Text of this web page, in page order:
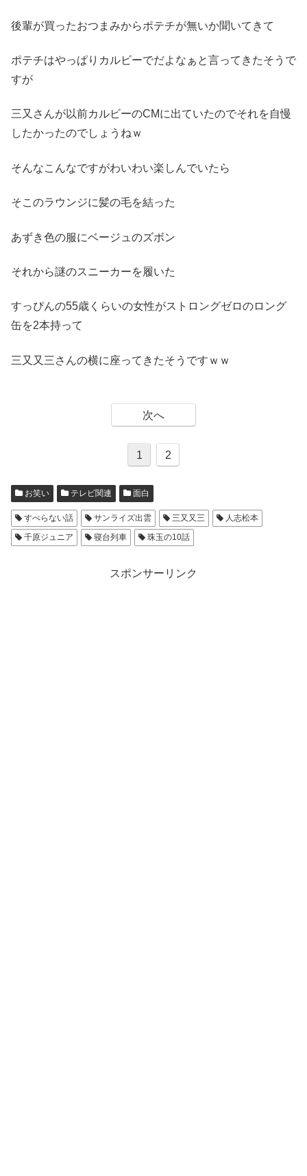
後輩が買ったおつまみからポテチが無いか聞いてきて
ポテチはやっぱりカルビーでだよなぁと言ってきたそうで
すが
三又さんが以前カルビーのCMに出ていたのでそれを自慢
したかったのでしょうねｗ
そんなこんなですがわいわい楽しんでいたら
そこのラウンジに髪の毛を結った
あずき色の服にベージュのズボン
それから謎のスニーカーを履いた
すっぴんの55歳くらいの女性がストロングゼロのロング
缶を2本持って
三又又三さんの横に座ってきたそうですｗｗ
次へ
1 2
お笑い テレビ関連 面白
すべらない話 サンライズ出雲 三又又三
人志松本
千原ジュニア
寝台列車 珠玉の10話
スポンサーリンク